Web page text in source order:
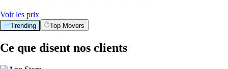
Voir les prix
Trending Top Movers
Ce que disent nos clients